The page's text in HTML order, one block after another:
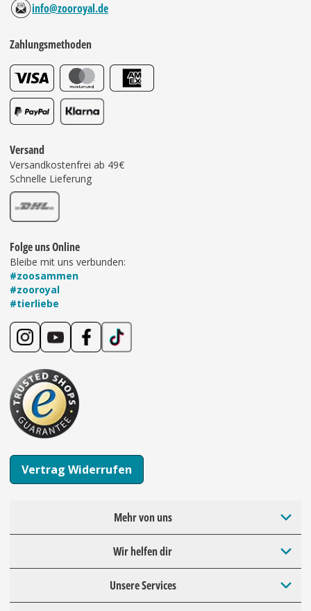
info@zooroyal.de
Zahlungsmethoden
Versand
Versandkostenfrei ab 49€
Schnelle Lieferung
Folge uns Online
Bleibe mit uns verbunden:
#zoosammen
#zooroyal
#tierliebe
Vertrag Widerrufen
Mehr von uns
Wir helfen dir
Unsere Services